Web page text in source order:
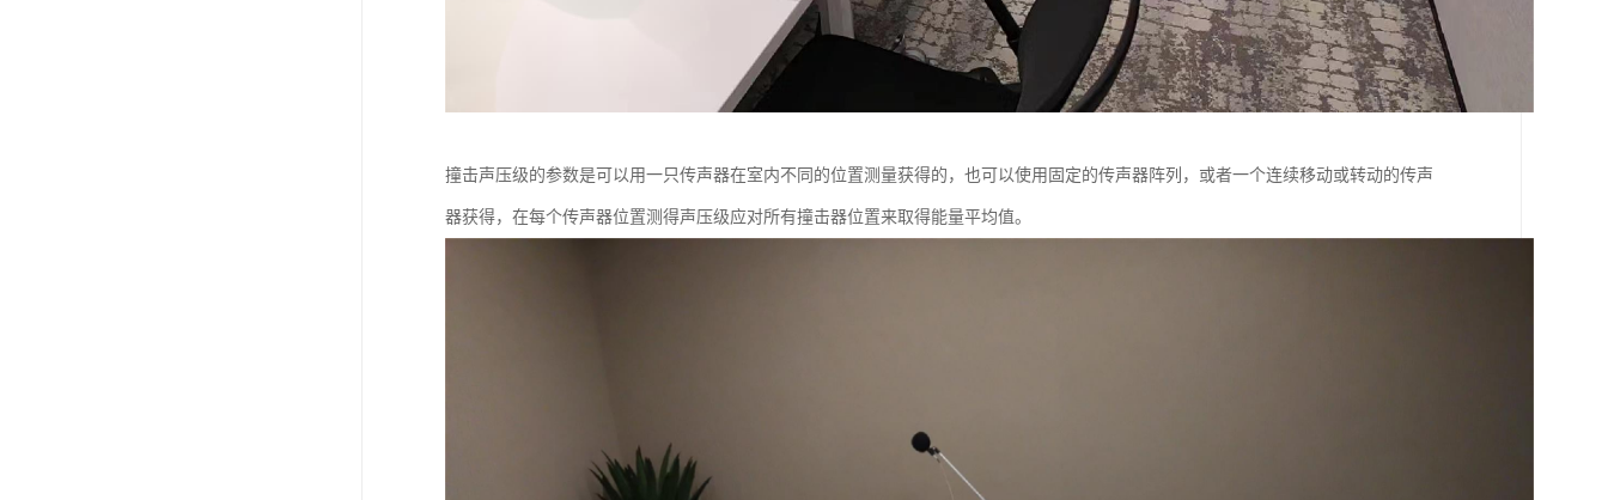
撞击声压级的参数是可以用一只传声器在室内不同的位置测量获得的，也可以使用固定的传声器阵列，或者一个连续移动或转动的传声
器获得，在每个传声器位置测得声压级应对所有撞击器位置来取得能量平均值。